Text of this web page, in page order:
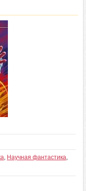
, Научная фантастика,